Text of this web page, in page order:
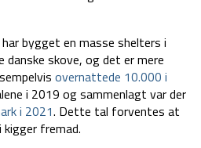
bygget en masse shelters i
danske skove, og det er mere
overnattede 10.000 i
i 2019 og sammenlagt var der
i 2021. Dette tal forventes at
fremad.